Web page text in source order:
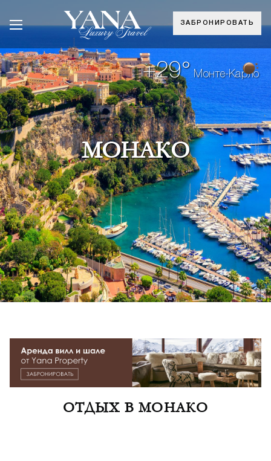
ЗАБРОНИРОВАТЬ
+29° Монте-Карло
МОНАКО
ОТДЫХ В МОНАКО